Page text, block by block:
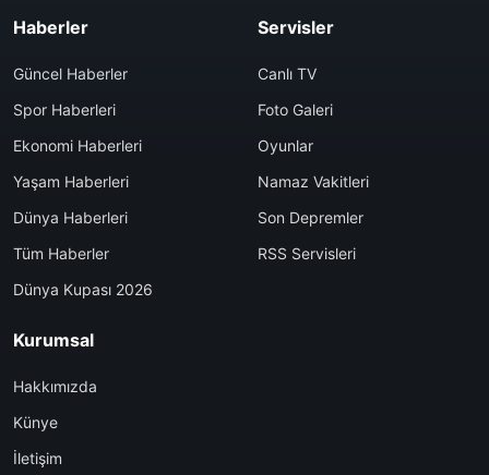
Haberler
Güncel Haberler
Spor Haberleri
Ekonomi Haberleri
Yaşam Haberleri
Dünya Haberleri
Tüm Haberler
Dünya Kupası 2026
Servisler
Canlı TV
Foto Galeri
Oyunlar
Namaz Vakitleri
Son Depremler
RSS Servisleri
Kurumsal
Hakkımızda
Künye
İletişim